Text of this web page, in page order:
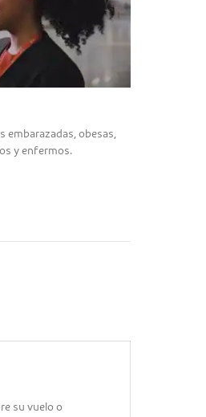
embarazadas, obesas,
y enfermos.
su vuelo o